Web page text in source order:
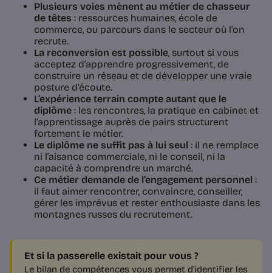
Plusieurs voies mènent au métier de chasseur
de têtes : ressources humaines, école de
commerce, ou parcours dans le secteur où l’on
recrute.
La reconversion est possible, surtout si vous
acceptez d’apprendre progressivement, de
construire un réseau et de développer une vraie
posture d’écoute.
L’expérience terrain compte autant que le
diplôme : les rencontres, la pratique en cabinet et
l’apprentissage auprès de pairs structurent
fortement le métier.
Le diplôme ne suffit pas à lui seul : il ne remplace
ni l’aisance commerciale, ni le conseil, ni la
capacité à comprendre un marché.
Ce métier demande de l’engagement personnel :
il faut aimer rencontrer, convaincre, conseiller,
gérer les imprévus et rester enthousiaste dans les
montagnes russes du recrutement.
Et si la passerelle existait pour vous ?
Le bilan de compétences vous permet d'identifier les